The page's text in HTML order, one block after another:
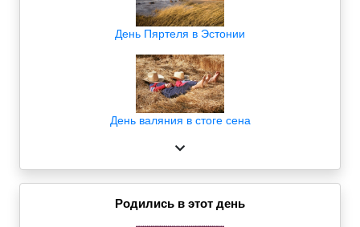
День Пяртеля в Эстонии
День валяния в стоге сена
Родились в этот день